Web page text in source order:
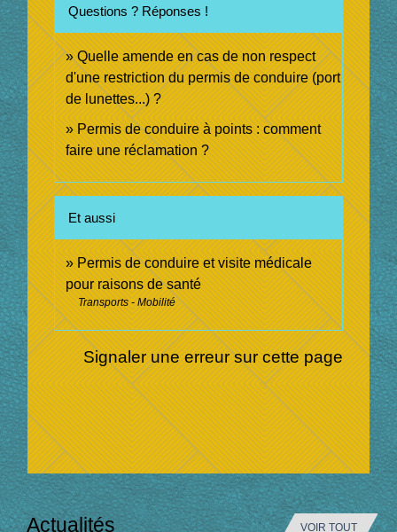
Questions ? Réponses !
Quelle amende en cas de non respect
d'une restriction du permis de conduire (port
de lunettes...) ?
Permis de conduire à points : comment
faire une réclamation ?
Et aussi
Permis de conduire et visite médicale
pour raisons de santé
Transports - Mobilité
Signaler une erreur sur cette page
Actualités VOIR TOUT